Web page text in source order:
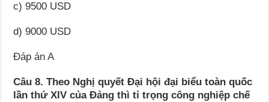
c) 9500 USD
d) 9000 USD
Đáp án A
Câu 8. Theo Nghị quyết Đại hội đại biểu toàn quốc
lần thứ XIV của Đảng thì tỉ trọng công nghiệp chế